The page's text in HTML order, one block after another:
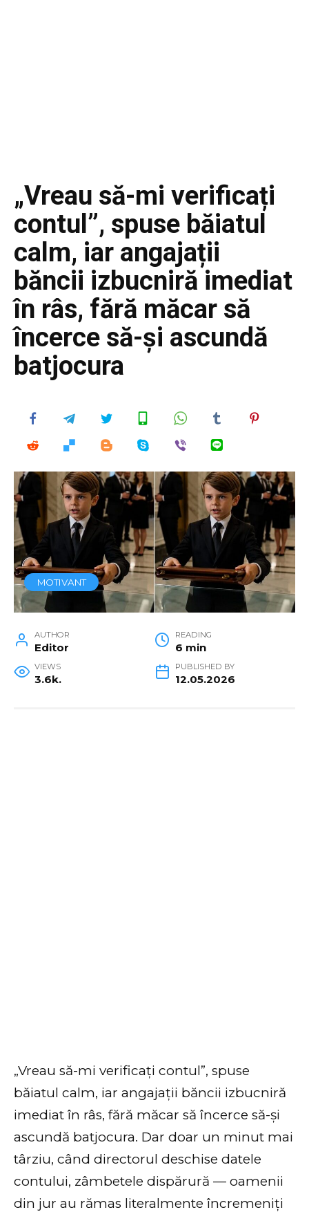
„Vreau să-mi verificați
contul”, spuse băiatul
calm, iar angajații
băncii izbucniră imediat
în râs, fără măcar să
încerce să-și ascundă
batjocura
MOTIVANT
AUTHOR
Editor
READING
6 min
VIEWS
3.6k.
PUBLISHED BY
12.05.2026
„Vreau să-mi verificați contul”, spuse
băiatul calm, iar angajații băncii izbucniră
imediat în râs, fără măcar să încerce să-și
ascundă batjocura. Dar doar un minut mai
târziu, când directorul deschise datele
contului, zâmbetele dispărură — oamenii
din jur au rămas literalmente încremeniți